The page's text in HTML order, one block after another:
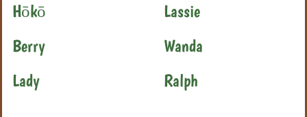
Hōkō
Lassie
Berry
Wanda
Lady
Ralph